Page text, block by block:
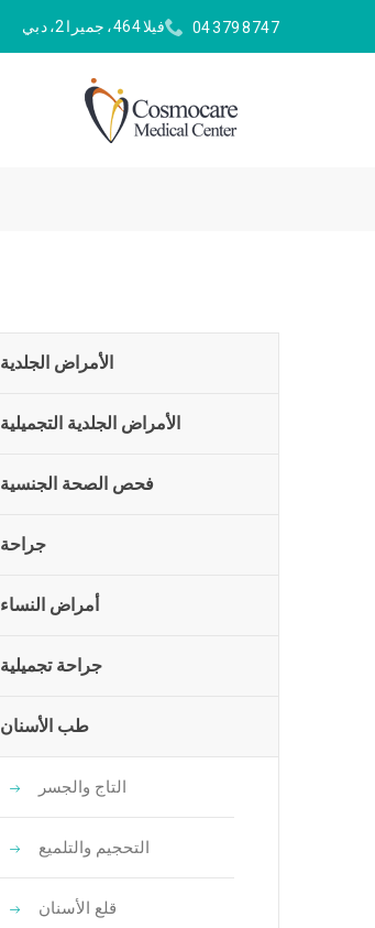
04 379 8747 فيلا 464، جميرا 2، دبي
الأمراض الجلدية
الأمراض الجلدية التجميلية
فحص الصحة الجنسية
جراحة
أمراض النساء
جراحة تجميلية
طب الأسنان
التاج والجسر
التحجيم والتلميع
قلع الأسنان